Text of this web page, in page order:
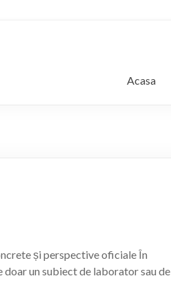
Acasa
și perspective oficiale În
un subiect de laborator sau de